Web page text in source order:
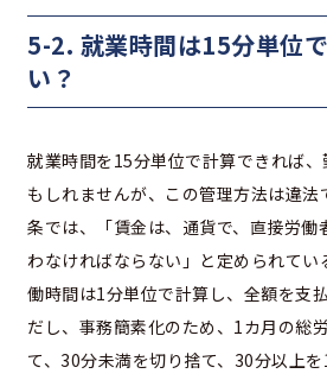
5-2. 就業時間は15分単位
い？
就業時間を15分単位で計算できれば
もしれませんが、この管理方法は違
条では、「賃金は、通貨で、直接労働
わなければならない」と定められてい
働時間は1分単位で計算し、全額を支
だし、事務簡素化のため、1カ月の総
て、30分未満を切り捨て、30分以上